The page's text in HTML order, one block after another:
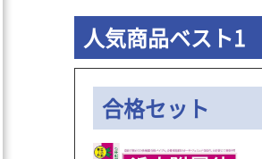
人気商品ベスト1
合格セット